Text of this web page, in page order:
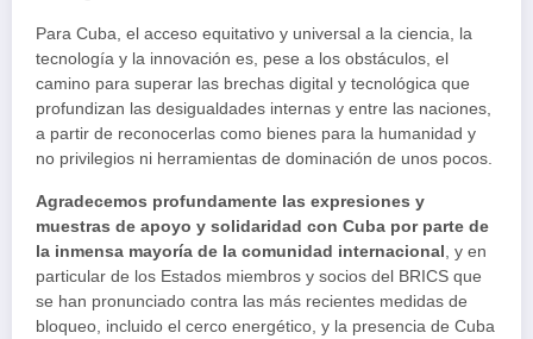
Para Cuba, el acceso equitativo y universal a la ciencia, la
tecnología y la innovación es, pese a los obstáculos, el
camino para superar las brechas digital y tecnológica que
profundizan las desigualdades internas y entre las naciones,
a partir de reconocerlas como bienes para la humanidad y
no privilegios ni herramientas de dominación de unos pocos.
Agradecemos profundamente las expresiones y
muestras de apoyo y solidaridad con Cuba por parte de
la inmensa mayoría de la comunidad internacional , y en
particular de los Estados miembros y socios del BRICS que
se han pronunciado contra las más recientes medidas de
bloqueo, incluido el cerco energético, y la presencia de Cuba